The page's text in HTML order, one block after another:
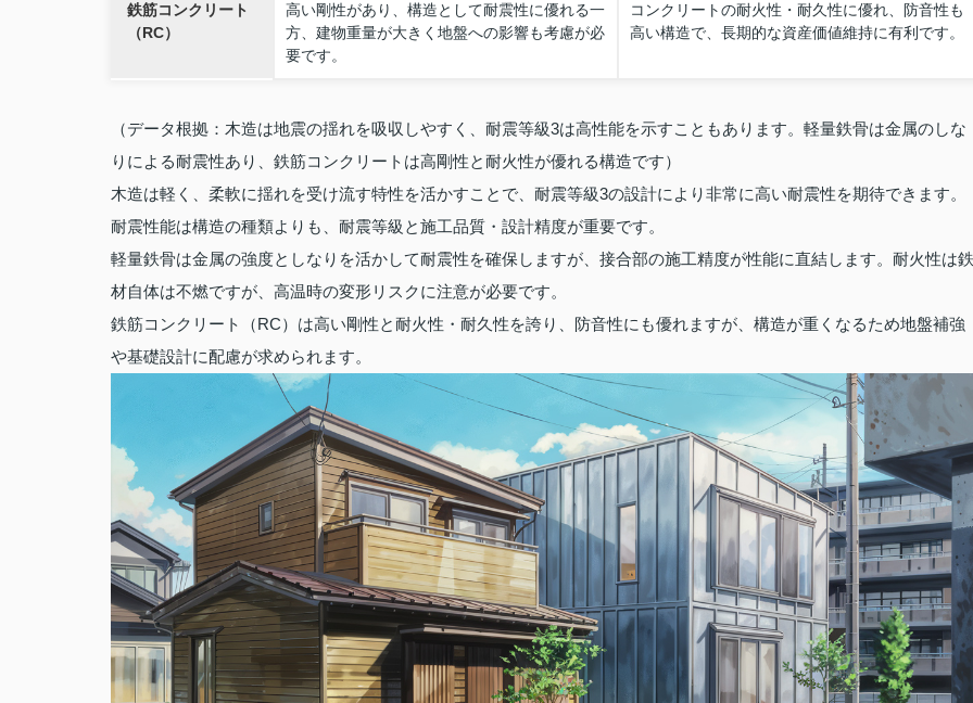
鉄筋コンクリート
（RC）
高い剛性があり、構造として耐震性に優れる一
方、建物重量が大きく地盤への影響も考慮が必
要です。
コンクリートの耐火性・耐久性に優れ、防音性も
高い構造で、長期的な資産価値維持に有利です。
（データ根拠：木造は地震の揺れを吸収しやすく、耐震等級3は高性能を示すこともあります。軽量鉄骨は金属のしな
りによる耐震性あり、鉄筋コンクリートは高剛性と耐火性が優れる構造です）
木造は軽く、柔軟に揺れを受け流す特性を活かすことで、耐震等級3の設計により非常に高い耐震性を期待できます。
耐震性能は構造の種類よりも、耐震等級と施工品質・設計精度が重要です。
軽量鉄骨は金属の強度としなりを活かして耐震性を確保しますが、接合部の施工精度が性能に直結します。耐火性は鉄
材自体は不燃ですが、高温時の変形リスクに注意が必要です。
鉄筋コンクリート（RC）は高い剛性と耐火性・耐久性を誇り、防音性にも優れますが、構造が重くなるため地盤補強
や基礎設計に配慮が求められます。